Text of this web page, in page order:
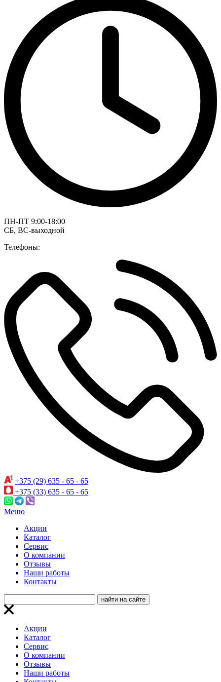
ПН-ПТ 9:00-18:00
СБ, ВС-выходной
Телефоны:
+375 (29) 635 - 65 - 65
+375 (33) 635 - 65 - 65
Меню
Акции
Каталог
Сервис
О компании
Отзывы
Наши работы
Контакты
Акции
Каталог
Сервис
О компании
Отзывы
Наши работы